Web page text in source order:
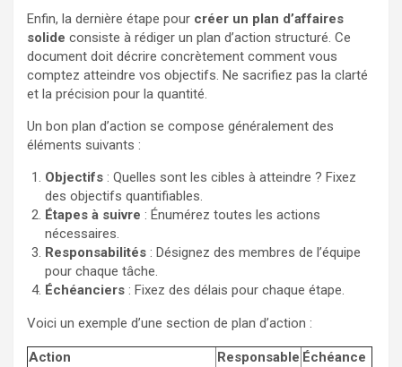
Enfin, la dernière étape pour créer un plan d’affaires
solide consiste à rédiger un plan d’action structuré. Ce
document doit décrire concrètement comment vous
comptez atteindre vos objectifs. Ne sacrifiez pas la clarté
et la précision pour la quantité.
Un bon plan d’action se compose généralement des
éléments suivants :
Objectifs : Quelles sont les cibles à atteindre ? Fixez
des objectifs quantifiables.
Étapes à suivre : Énumérez toutes les actions
nécessaires.
Responsabilités : Désignez des membres de l’équipe
pour chaque tâche.
Échéanciers : Fixez des délais pour chaque étape.
Voici un exemple d’une section de plan d’action :
Action Responsable Échéance